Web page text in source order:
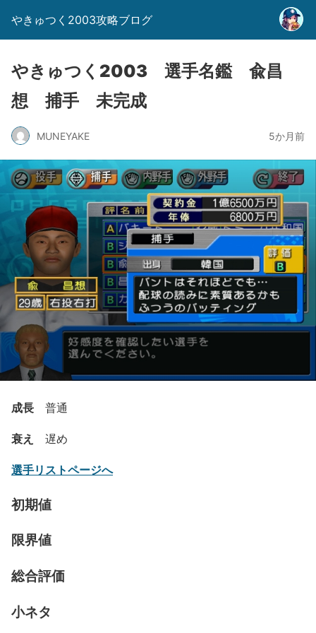
やきゅつく2003攻略ブログ
やきゅつく2003 選手名鑑 兪昌
想 捕手 未完成
MUNEYAKE 5か月前
成長 普通
衰え 遅め
選手リストページへ
初期値
限界値
総合評価
小ネタ